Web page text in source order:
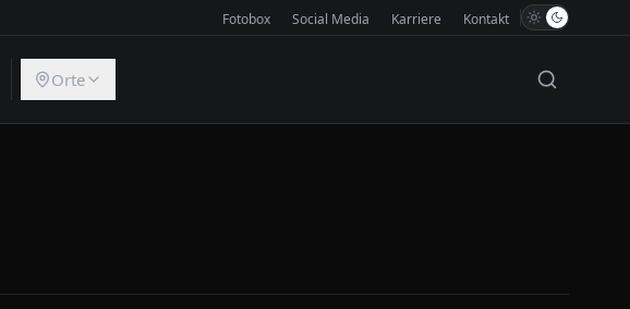
Fotobox Social Media Karriere Kontakt
Orte